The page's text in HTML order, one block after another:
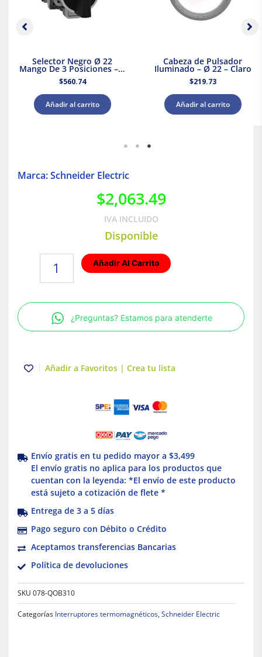
Selector Negro Ø 22
Mango De 3 Posiciones – 2
Na
$560.74
Añadir al carrito
Cabeza de Pulsador
Iluminado – Ø 22 – Claro
$219.73
Añadir al carrito
Marca: Schneider Electric
$2,063.49
IVA INCLUIDO
Disponible
Termomagnético
3P
10
QOB310
Añadir Al Carrito
¿Preguntas? Estamos para atenderte
Añadir a Favoritos | Crea tu lista
Envío gratis en tu pedido mayor a $3,499
El envío gratis no aplica para los productos que
cuentan con la leyenda: *El envío de este producto
está sujeto a cotización de flete *
Entrega de 3 a 5 días
Pago seguro con Débito o Crédito
Aceptamos transferencias Bancarias
Política de devoluciones
SKU 078-QOB310
Categorías Interruptores termomagnéticos, Schneider Electric